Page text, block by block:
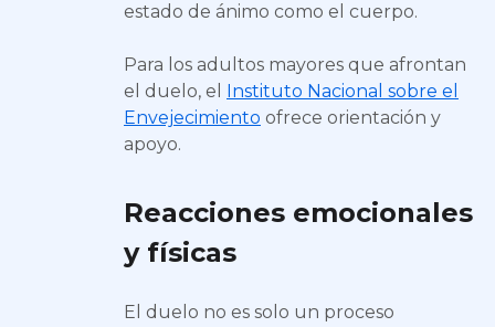
estado de ánimo como el cuerpo.
Para los adultos mayores que afrontan
el duelo, el Instituto Nacional sobre el
Envejecimiento ofrece orientación y
apoyo.
Reacciones emocionales
y físicas
El duelo no es solo un proceso